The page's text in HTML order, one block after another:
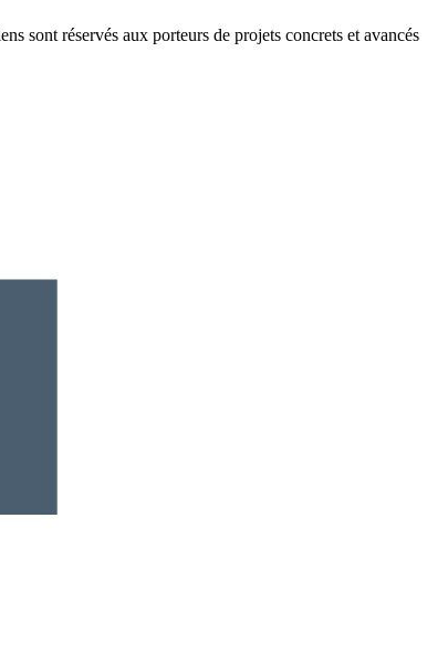
sont réservés aux porteurs de projets concrets et avancés